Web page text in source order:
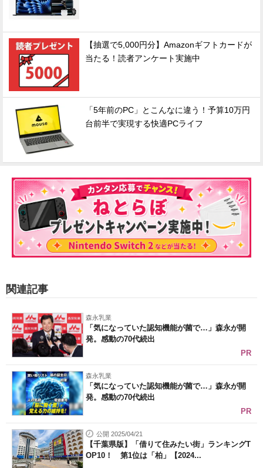
【抽選で5,000円分】Amazonギフトカードが
当たる！読者アンケート実施中
「5年前のPC」とこんなに違う！予算10万円
台前半で実現する快適PCライフ
関連記事
森永乳業
「気になっていた認知機能が菌で…」森永が開
発。感動の70代続出
PR
森永乳業
「気になっていた認知機能が菌で…」森永が開
発。感動の70代続出
PR
公開 2025/04/21
【千葉県版】「借りて住みたい街」ランキングT
OP10！ 第1位は「柏」【2024...